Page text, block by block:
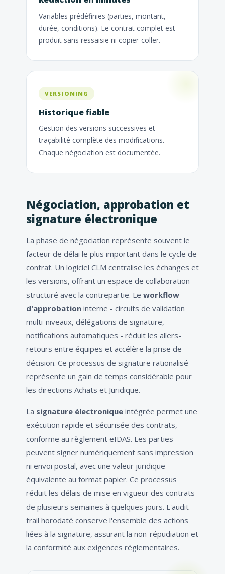
Variables prédéfinies (parties, montant,
durée, conditions). Le contrat complet est
produit sans ressaisie ni copier-coller.
VERSIONING
Historique fiable
Gestion des versions successives et
traçabilité complète des modifications.
Chaque négociation est documentée.
Négociation, approbation et
signature électronique
La phase de négociation représente souvent le
facteur de délai le plus important dans le cycle de
contrat. Un logiciel CLM centralise les échanges et
les versions, offrant un espace de collaboration
structuré avec la contrepartie. Le workflow
d'approbation interne - circuits de validation
multi-niveaux, délégations de signature,
notifications automatiques - réduit les allers-
retours entre équipes et accélère la prise de
décision. Ce processus de signature rationalisé
représente un gain de temps considérable pour
les directions Achats et Juridique.
La signature électronique intégrée permet une
exécution rapide et sécurisée des contrats,
conforme au règlement eIDAS. Les parties
peuvent signer numériquement sans impression
ni envoi postal, avec une valeur juridique
équivalente au format papier. Ce processus
réduit les délais de mise en vigueur des contrats
de plusieurs semaines à quelques jours. L'audit
trail horodaté conserve l'ensemble des actions
liées à la signature, assurant la non-répudiation et
la conformité aux exigences réglementaires.